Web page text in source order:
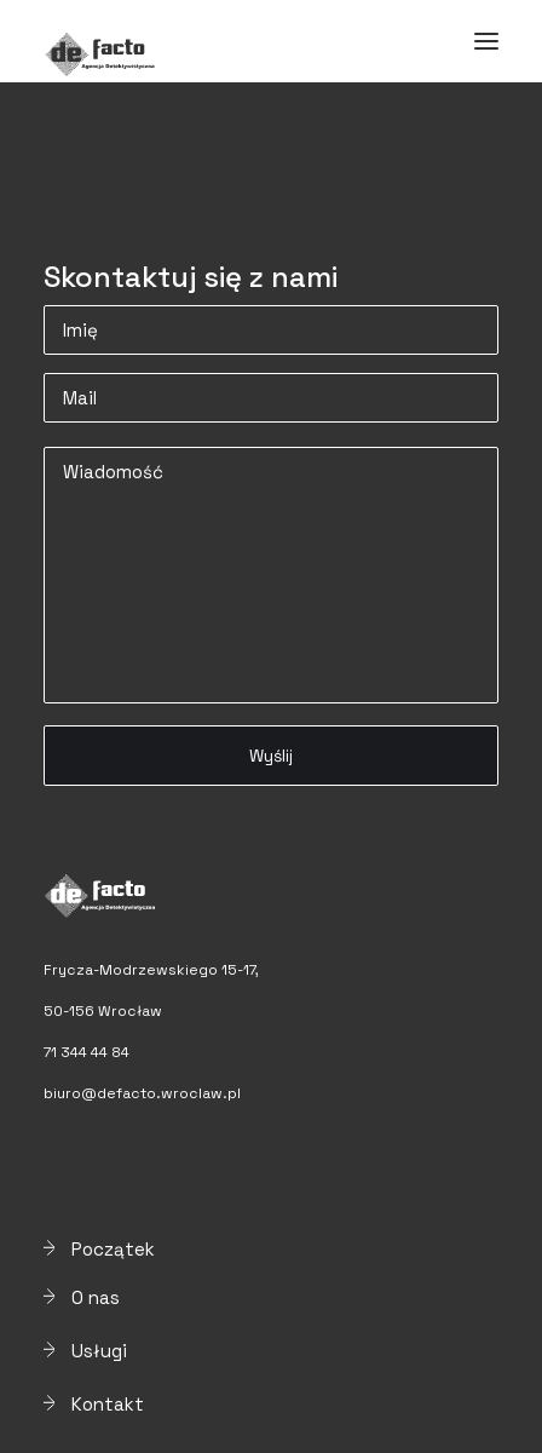
Skontaktuj się z nami
Frycza-Modrzewskiego 15-17,
50-156 Wrocław
71 344 44 84
biuro@defacto.wroclaw.pl
Początek
O nas
Usługi
Kontakt